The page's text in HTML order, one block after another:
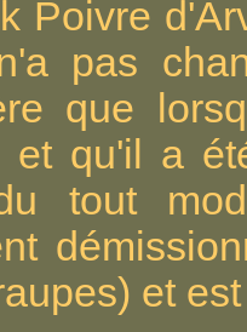
Poivre
pas
que
et qu'il a
tout
et